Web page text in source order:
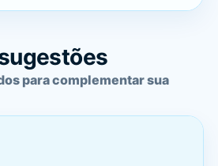
para complementar sua